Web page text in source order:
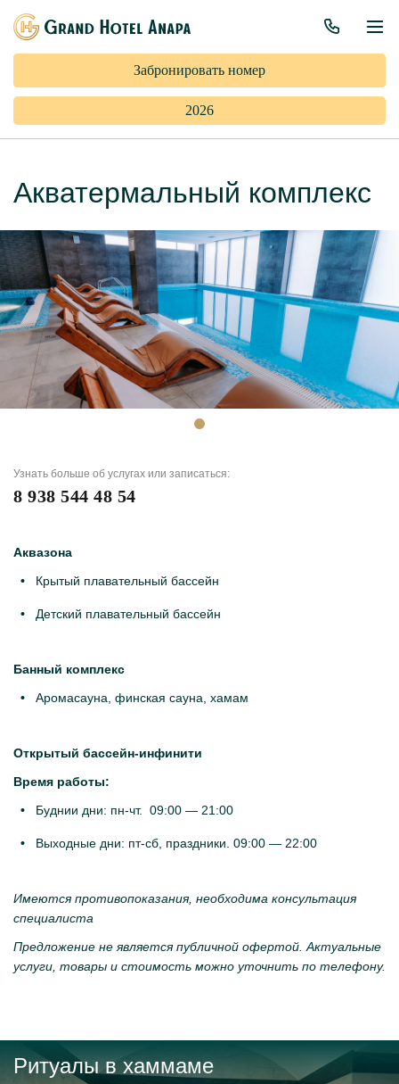
Забронировать номер
2026
Акватермальный комплекс
Аквазона
Крытый плавательный бассейн
Детский плавательный бассейн
Банный комплекс
Аромасауна, финская сауна, хамам
Открытый бассейн-инфинити
Время работы:
Буднии дни: пн-чт. 09:00 — 21:00
Выходные дни: пт-сб, праздники. 09:00 — 22:00
Имеются противопоказания, необходима консультация
специалиста
Предложение не является публичной офертой. Актуальные
услуги, товары и стоимость можно уточнить по телефону.
Узнать больше об услугах или записаться:
8 938 544 48 54
Ритуалы в хаммаме